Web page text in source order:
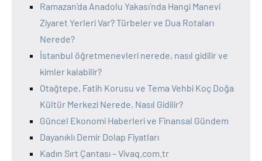
Ramazan’da Anadolu Yakası’nda Hangi Manevi
Ziyaret Yerleri Var? Türbeler ve Dua Rotaları
Nerede?
İstanbul öğretmenevleri nerede, nasıl gidilir ve
kimler kalabilir?
Otağtepe, Fatih Korusu ve Tema Vehbi Koç Doğa
Kültür Merkezi Nerede, Nasıl Gidilir?
Güncel Ekonomi Haberleri ve Finansal Gündem
Dayanıklı Demir Dolap Fiyatları
Kadın Sırt Çantası – Vivaq.com.tr